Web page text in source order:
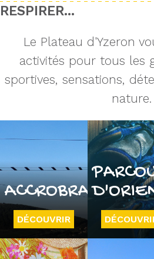
RESPIRER...
Le Plateau d'Yzeron
activités pour tous les
sportives, sensations,
nature.
ACCROBRANCHE
DÉCOUVRIR